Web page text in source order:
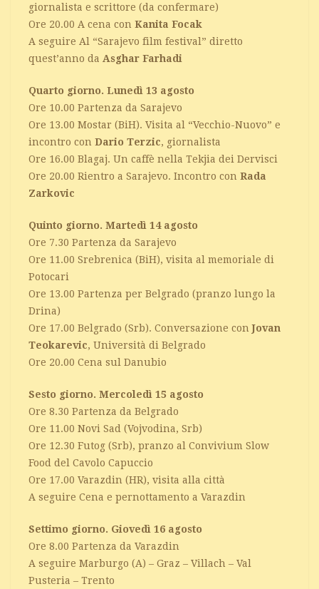
giornalista e scrittore (da confermare)
Ore 20.00 A cena con Kanita Focak
A seguire Al “Sarajevo film festival” diretto
quest’anno da Asghar Farhadi
Quarto giorno. Lunedì 13 agosto
Ore 10.00 Partenza da Sarajevo
Ore 13.00 Mostar (BiH). Visita al “Vecchio-Nuovo” e
incontro con Dario Terzic, giornalista
Ore 16.00 Blagaj. Un caffè nella Tekjia dei Dervisci
Ore 20.00 Rientro a Sarajevo. Incontro con Rada
Zarkovic
Quinto giorno. Martedì 14 agosto
Ore 7.30 Partenza da Sarajevo
Ore 11.00 Srebrenica (BiH), visita al memoriale di
Potocari
Ore 13.00 Partenza per Belgrado (pranzo lungo la
Drina)
Ore 17.00 Belgrado (Srb). Conversazione conJovan
Teokarevic, Università di Belgrado
Ore 20.00 Cena sul Danubio
Sesto giorno. Mercoledì 15 agosto
Ore 8.30 Partenza da Belgrado
Ore 11.00 Novi Sad (Vojvodina, Srb)
Ore 12.30 Futog (Srb), pranzo al Convivium Slow
Food del Cavolo Capuccio
Ore 17.00 Varazdin (HR), visita alla città
A seguire Cena e pernottamento a Varazdin
Settimo giorno. Giovedì 16 agosto
Ore 8.00 Partenza da Varazdin
A seguire Marburgo (A) – Graz – Villach – Val
Pusteria – Trento